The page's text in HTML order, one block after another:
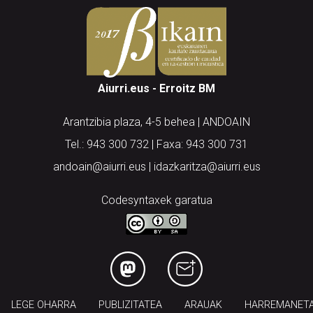
Aiurri.eus - Erroitz BM
Arantzibia plaza, 4-5 behea | ANDOAIN
Tel.: 943 300 732 | Faxa: 943 300 731
andoain@aiurri.eus | idazkaritza@aiurri.eus
Codesyntaxek garatua
LEGE OHARRA PUBLIZITATEA ARAUAK